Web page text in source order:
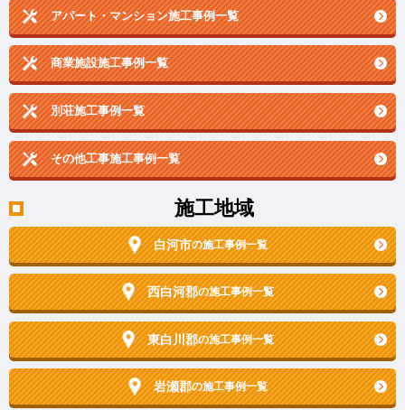
アパート・マンション施工事例一覧
商業施設施工事例一覧
別荘施工事例一覧
その他工事施工事例一覧
施工地域
白河市の施工事例一覧
西白河郡の施工事例一覧
東白川郡の施工事例一覧
岩瀬郡の施工事例一覧